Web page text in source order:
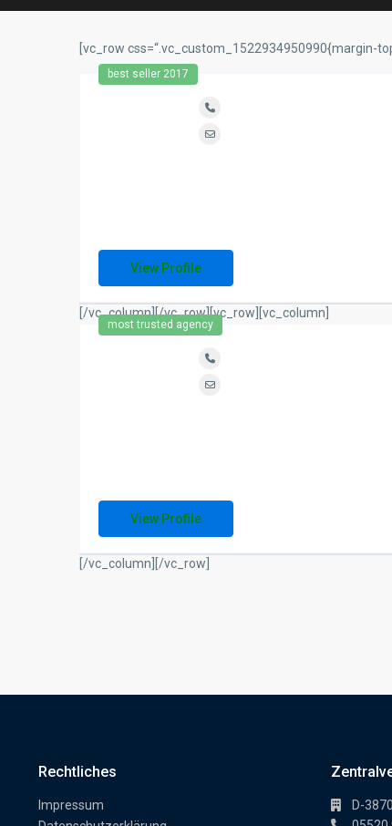
[vc_row css=“.vc_custom_1522934950990{margin-
best seller 2017
View Profile
[/vc_column][/vc_row][vc_row][vc_column]
most trusted agency
View Profile
[/vc_column][/vc_row]
Rechtliches
Impressum
D-